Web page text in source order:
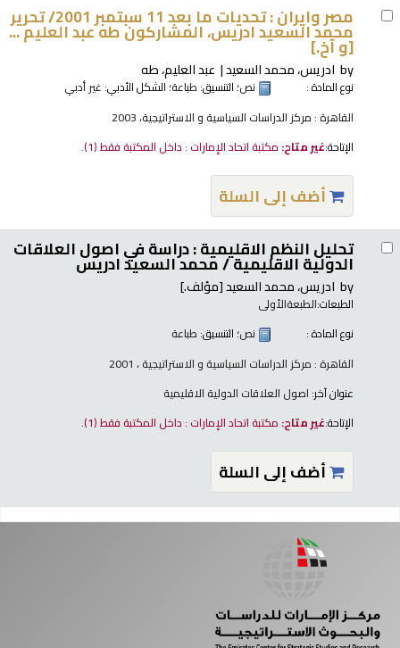
مصر وايران : تحديات ما بعد 11 سبتمبر 2001/
تحرير
محمد السعيد ادريس، المشاركون طه عبد العليم ...
[و آخ.]
by ادريس، محمد السعيد عبد العليم، طه
نوع المادة : نص؛ التنسيق: طباعة؛ الشكل الأدبي: غير أدبي
القاهرة : مركز الدراسات السياسية و الاستراتيجية، 2003
الإتاحة:غير متاح: مكتبة اتحاد الإمارات : داخل المكتبة فقط(1).
أضف إلى السلة
تحليل النظم الاقليمية : دراسة في اصول العلاقات
الدولية الاقليمية /محمد السعيد ادريس
by ادريس، محمد السعيد[مؤلف.]
الطبعات:الطبعةالأولى
نوع المادة :
نص؛ التنسيق: طباعة
القاهرة : مركز الدراسات السياسية و الاستراتيجية ، 2001
عنوان آخر: اصول العلاقات الدولية الاقليمية
الإتاحة:غير متاح: مكتبة اتحاد الإمارات : داخل المكتبة فقط(1).
أضف إلى السلة